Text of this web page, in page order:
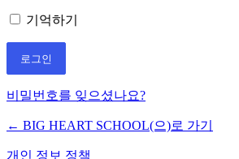
기억하기
비밀번호를 잊으셨나요?
← BIG HEART SCHOOL(으)로 가기
개인 정보 정책